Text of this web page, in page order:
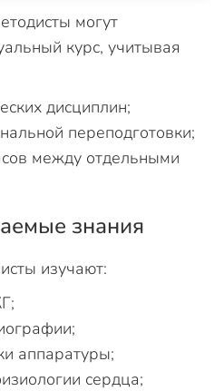
могут
курс, учитывая
дисциплин;
переподготовки;
между отдельными
знания
изучают:
аппаратуры;
сердца;